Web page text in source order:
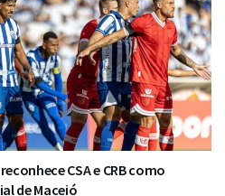
CSA e CRB como
de Maceió